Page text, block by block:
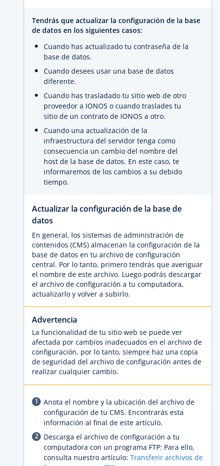
Tendrás que actualizar la configuración de la base
de datos en los siguientes casos:
Cuando has actualizado tu contraseña de la
base de datos.
Cuando desees usar una base de datos
diferente.
Cuando has trasladado tu sitio web de otro
proveedor a IONOS o cuando traslades tu
sitio de un contrato de IONOS a otro.
Cuando una actualización de la
infraestructura del servidor tenga como
consecuencia un cambio del nombre del
host de la base de datos. En este caso, te
informaremos de los cambios a su debido
tiempo.
Actualizar la configuración de la base de
datos
En general, los sistemas de administración de
contenidos (CMS) almacenan la configuración de la
base de datos en tu archivo de configuración
central. Por lo tanto, primero tendrás que averiguar
el nombre de este archivo. Luego podrás descargar
el archivo de configuración a tu computadora,
actualizarlo y volver a subirlo.
Advertencia
La funcionalidad de tu sitio web se puede ver
afectada por cambios inadecuados en el archivo de
configuración, por lo tanto, siempre haz una copia
de seguridad del archivo de configuración antes de
realizar cualquier cambio.
Anota el nombre y la ubicación del archivo de
configuración de tu CMS. Encontrarás esta
información al final de este artículo.
Descarga el archivo de configuración a tu
computadora con un programa FTP: Para ello,
consulta nuestro artículo: Transferir archivos de